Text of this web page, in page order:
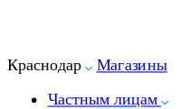
Краснодар
Магазины
Частным лицам